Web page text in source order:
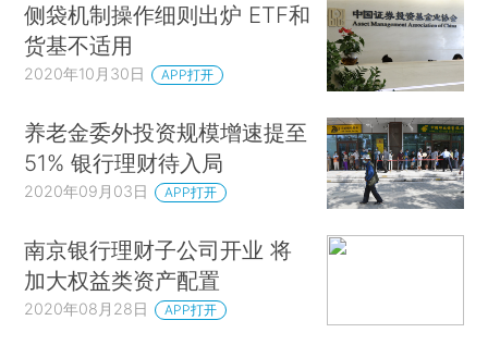
侧袋机制操作细则出炉 ETF和
货基不适用
2020年10月30日 APP打开
养老金委外投资规模增速提至
51% 银行理财待入局
2020年09月03日 APP打开
南京银行理财子公司开业 将
加大权益类资产配置
2020年08月28日 APP打开